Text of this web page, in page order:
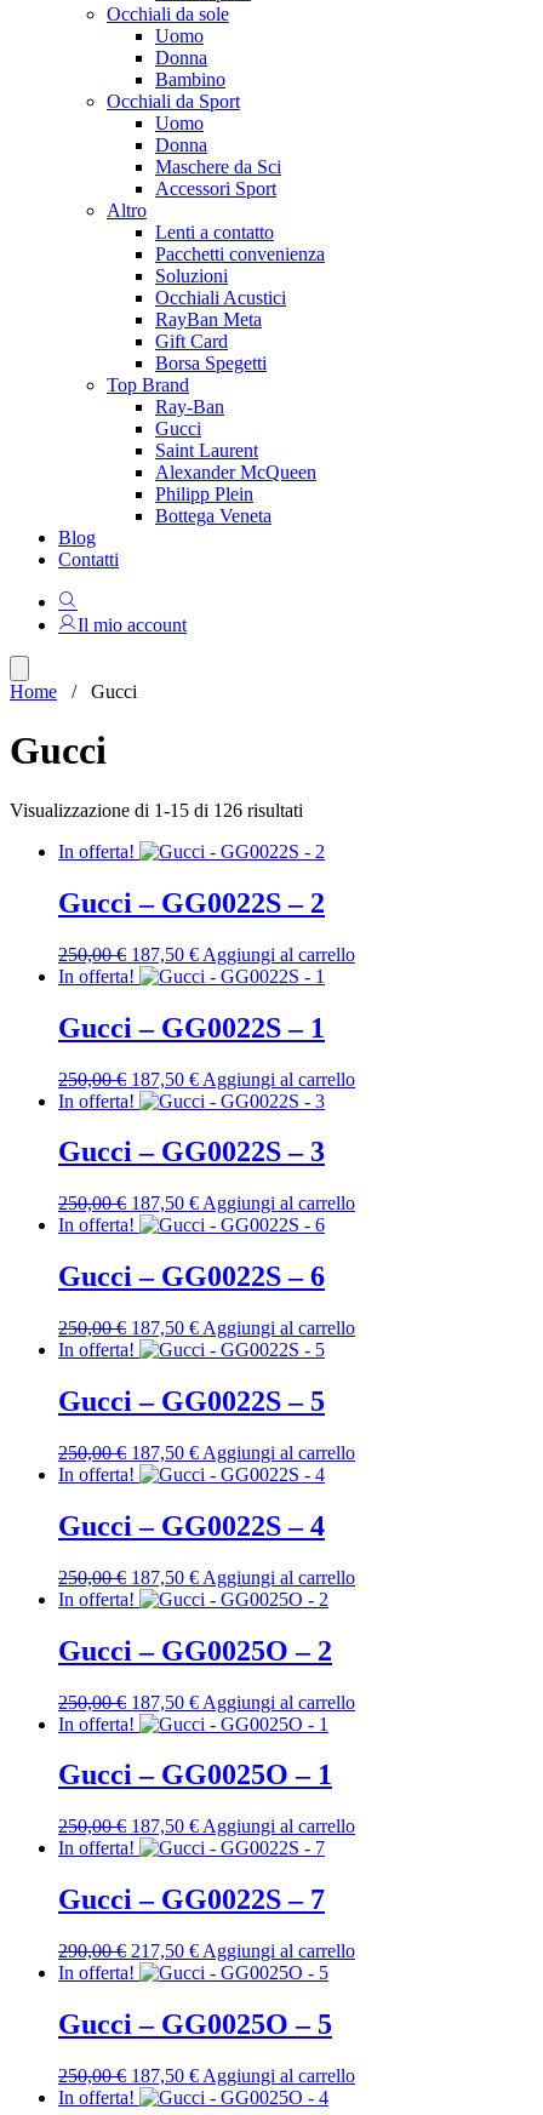
Occhiali da sole
Uomo
Donna
Bambino
Occhiali da Sport
Uomo
Donna
Maschere da Sci
Accessori Sport
Altro
Lenti a contatto
Pacchetti convenienza
Soluzioni
Occhiali Acustici
RayBan Meta
Gift Card
Borsa Spegetti
Top Brand
Ray-Ban
Gucci
Saint Laurent
Alexander McQueen
Philipp Plein
Bottega Veneta
Blog
Contatti
Il mio account
Home / Gucci
Gucci
Visualizzazione di 1-15 di 126 risultati
base
più
recente
In offerta!
Gucci – GG0022S – 2
250,00€ Il
prezzo
era:
250,00 €.
187,50 €Il
prezzo
è:
187,50 €.
Aggiungi al carrello
In offerta!
Gucci – GG0022S – 1
250,00€ Il
prezzo
era:
250,00 €.
187,50 €Il
prezzo
è:
187,50 €.
Aggiungi al carrello
In offerta!
Gucci – GG0022S – 3
250,00€ Il
prezzo
era:
250,00 €.
187,50 €Il
prezzo
è:
187,50 €.
Aggiungi al carrello
In offerta!
Gucci – GG0022S – 6
250,00€ Il
prezzo
era:
250,00 €.
187,50 €Il
prezzo
è:
187,50 €.
Aggiungi al carrello
In offerta!
Gucci – GG0022S – 5
250,00€ Il
prezzo
era:
250,00 €.
187,50 €Il
prezzo
è:
187,50 €.
Aggiungi al carrello
In offerta!
Gucci – GG0022S – 4
250,00€ Il
prezzo
era:
250,00 €.
187,50 €Il
prezzo
è:
187,50 €.
Aggiungi al carrello
In offerta!
Gucci – GG0025O – 2
250,00€ Il
prezzo
era:
250,00 €.
187,50 €Il
prezzo
è:
187,50 €.
Aggiungi al carrello
In offerta!
Gucci – GG0025O – 1
250,00€ Il
prezzo
era:
250,00 €.
187,50 €Il
prezzo
è:
187,50 €.
Aggiungi al carrello
In offerta!
Gucci – GG0022S – 7
290,00€ Il
prezzo
era:
290,00 €.
217,50 €Il
prezzo
è:
217,50 €.
Aggiungi al carrello
In offerta!
Gucci – GG0025O – 5
250,00€ Il
prezzo
187,50 €Il
prezzo
Aggiungi al carrello
In offerta!